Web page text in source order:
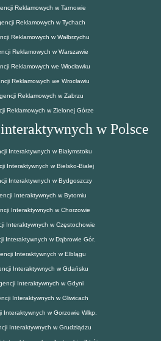
Reklamowych w Tarnowie
Reklamowych w Tychach
Reklamowych w Wałbrzychu
Reklamowych w Warszawie
Reklamowych we Włocławku
Reklamowych we Wrocławiu
Reklamowych w Zabrzu
Reklamowych w Zielonej Górze
w Polsce
Interaktywnych w Białymstoku
Interaktywnych w Bielsko-Białej
Interaktywnych w Bydgoszczy
Interaktywnych w Bytomiu
Interaktywnych w Chorzowie
Interaktywnych w Częstochowie
Interaktywnych w Dąbrowie Gór.
Interaktywnych w Elblągu
Interaktywnych w Gdańsku
Interaktywnych w Gdyni
Interaktywnych w Gliwicach
Interaktywnych w Gorzowie Wlkp.
Interaktywnych w Grudziądzu